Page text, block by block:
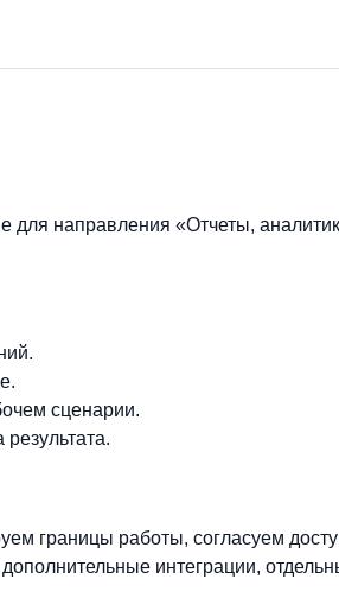
направления «Отчеты,
сценарии.
границы работы, согласуем
интеграции,